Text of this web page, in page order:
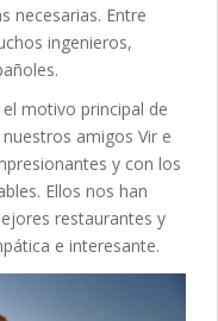
necesarias. Entre
ingenieros,
motivo principal de
amigos Vir e
y con los
Ellos nos han
restaurantes y
e interesante.